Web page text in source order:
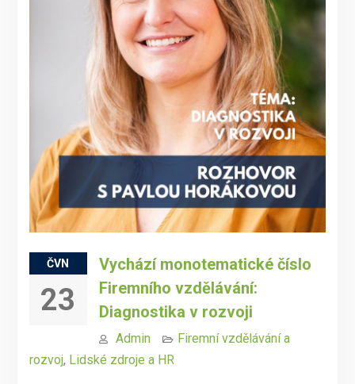
ČVN
23
Vychází monotematické číslo
Firemního vzdělávání:
Diagnostika v rozvoji
Admin
Firemní vzdělávání a
rozvoj, Lidské zdroje a HR